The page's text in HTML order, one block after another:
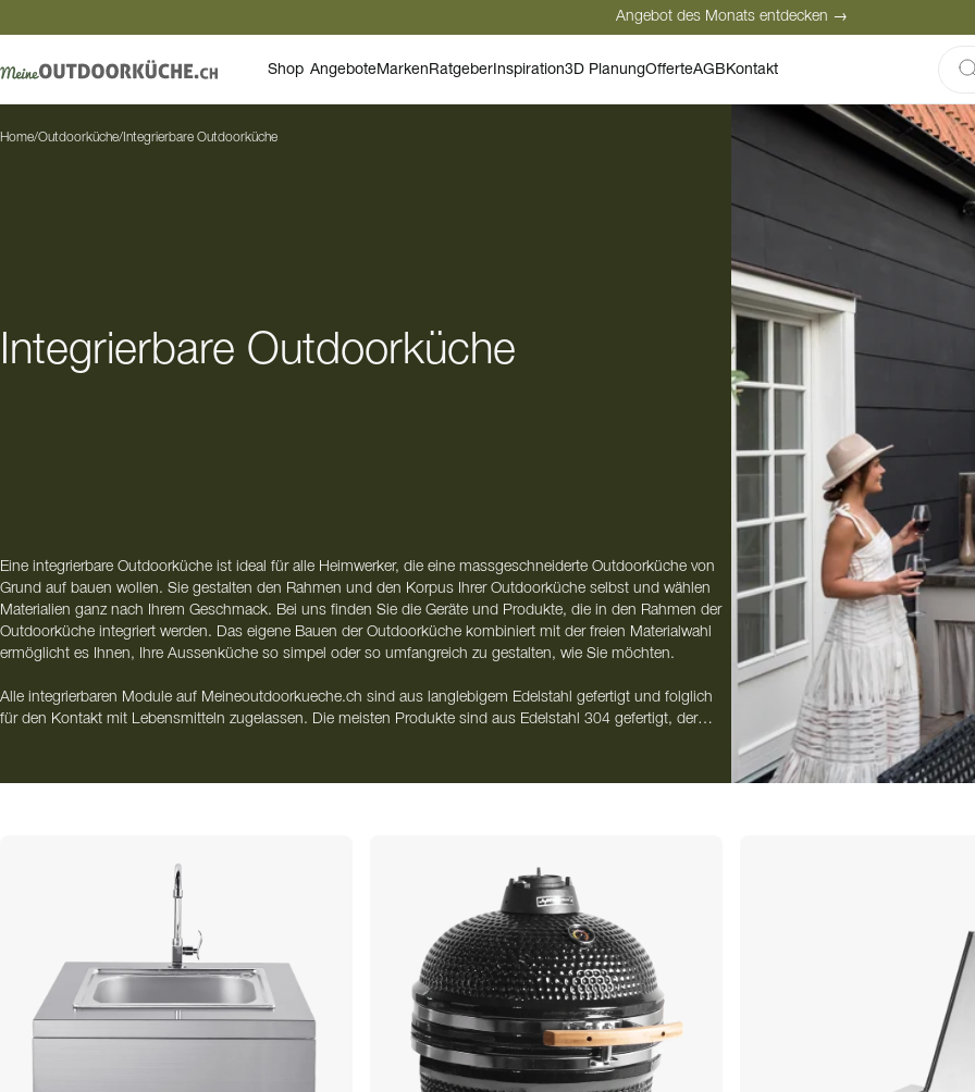
Angebot des Monats entdecken →
Shop AngeboteMarkenRatgeberInspiration3D PlanungOfferteAGBKontakt
Home/Outdoorküche/ Integrierbare Outdoorküche
Integrierbare Outdoorküche
Eine integrierbare Outdoorküche ist ideal für alle Heimwerker, die eine massgeschneiderte Outdoorküche von
Grund auf bauen wollen. Sie gestalten den Rahmen und den Korpus Ihrer Outdoorküche selbst und wählen
Materialien ganz nach Ihrem Geschmack. Bei uns finden Sie die Geräte und Produkte, die in den Rahmen der
Outdoorküche integriert werden. Das eigene Bauen der Outdoorküche kombiniert mit der freien Materialwahl
ermöglicht es Ihnen, Ihre Aussenküche so simpel oder so umfangreich zu gestalten, wie Sie möchten.
Alle integrierbaren Module auf Meineoutdoorkueche.ch sind aus langlebigem Edelstahl gefertigt und folglich
für den Kontakt mit Lebensmitteln zugelassen. Die meisten Produkte sind aus Edelstahl 304 gefertigt, der